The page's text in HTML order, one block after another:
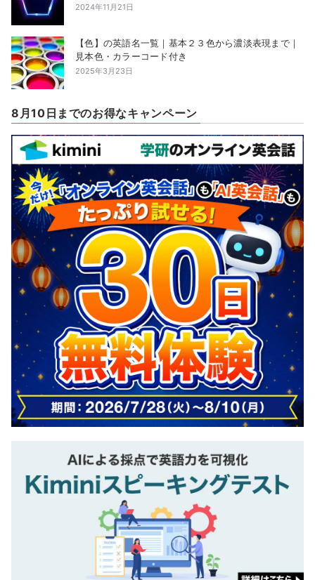
2024年11月21日
【色】の英語名一覧｜基本２３色から濃淡表現まで｜
見本色・カラーコード付き
2025年3月23日
8月10日までのお得なキャンペーン